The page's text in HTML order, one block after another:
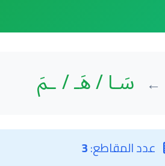
← سَـا / هَـ / ـمَ
عدد المقاطع:3